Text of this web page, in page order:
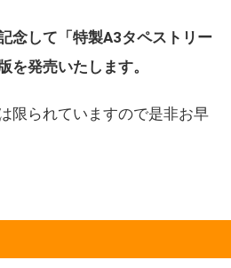
念して「特製A3タペストリー
を発売いたします。
限られていますので是非お早